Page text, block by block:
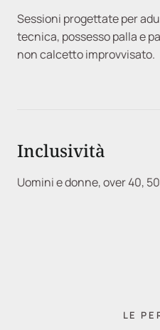
Sessioni progettate per
tecnica, possesso palla e
non calcetto improvvisato.
Inclusività
Uomini e donne, over 40,
LE